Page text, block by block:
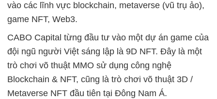
vào các lĩnh vực blockchain, metaverse (vũ trụ ảo),
game NFT, Web3.
CABO Capital từng đầu tư vào một dự án game của
đội ngũ người Việt sáng lập là 9D NFT. Đây là một
trò chơi võ thuật MMO sử dụng công nghệ
Blockchain & NFT, cũng là trò chơi võ thuật 3D /
Metaverse NFT đầu tiên tại Đông Nam Á.